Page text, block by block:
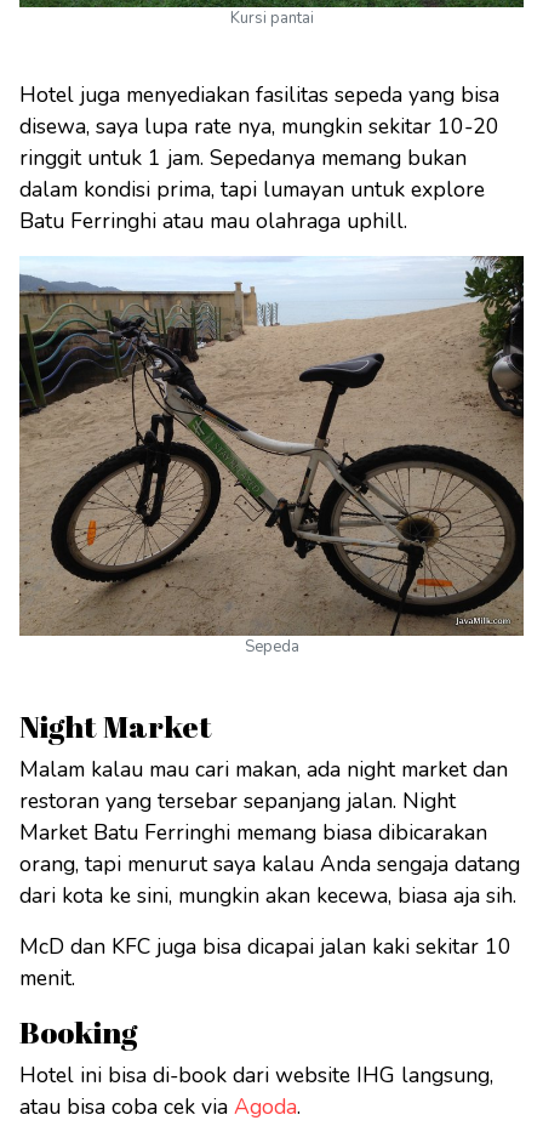
Kursi pantai
Hotel juga menyediakan fasilitas sepeda yang bisa
disewa, saya lupa rate nya, mungkin sekitar 10-20
ringgit untuk 1 jam. Sepedanya memang bukan
dalam kondisi prima, tapi lumayan untuk explore
Batu Ferringhi atau mau olahraga uphill.
Sepeda
Night Market
Malam kalau mau cari makan, ada night market dan
restoran yang tersebar sepanjang jalan. Night
Market Batu Ferringhi memang biasa dibicarakan
orang, tapi menurut saya kalau Anda sengaja datang
dari kota ke sini, mungkin akan kecewa, biasa aja sih.
McD dan KFC juga bisa dicapai jalan kaki sekitar 10
menit.
Booking
Hotel ini bisa di-book dari website IHG langsung,
atau bisa coba cek via Agoda.